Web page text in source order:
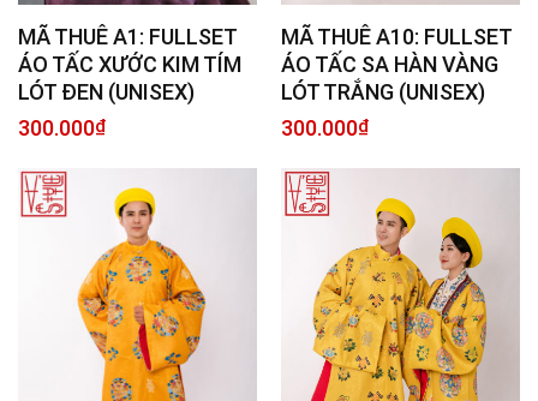
MÃ THUÊ A1: FULLSET
ÁO TẤC XƯỚC KIM TÍM
LÓT ĐEN (UNISEX)
300.000₫
MÃ THUÊ A10: FULLSET
ÁO TẤC SA HÀN VÀNG
LÓT TRẮNG (UNISEX)
300.000₫